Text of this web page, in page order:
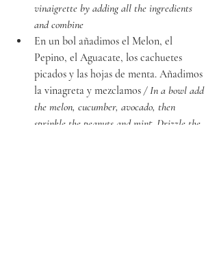
vinaigrette by adding all the ingredients
and combine
En un bol añadimos el Melon, el
Pepino, el Aguacate, los cachuetes
picados y las hojas de menta. Añadimos
la vinagreta y mezclamos / In a bowl add
the melon, cucumber, avocado, then
sprinkle the peanuts and mint. Drizzle the